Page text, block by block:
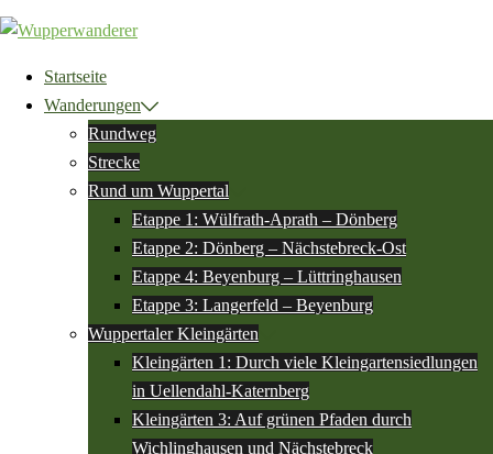
Zum
Inhalt
springenStartseite
Wanderungen
Rundweg
Strecke
Rund um Wuppertal
Etappe 1: Wülfrath-Aprath – Dönberg
Etappe 2: Dönberg – Nächstebreck-Ost
Etappe 4: Beyenburg – Lüttringhausen
Etappe 3: Langerfeld – Beyenburg
Wuppertaler Kleingärten
Kleingärten 1: Durch viele Kleingartensiedlungen
in Uellendahl-Katernberg
Kleingärten 3: Auf grünen Pfaden durch
Wichlinghausen und Nächstebreck